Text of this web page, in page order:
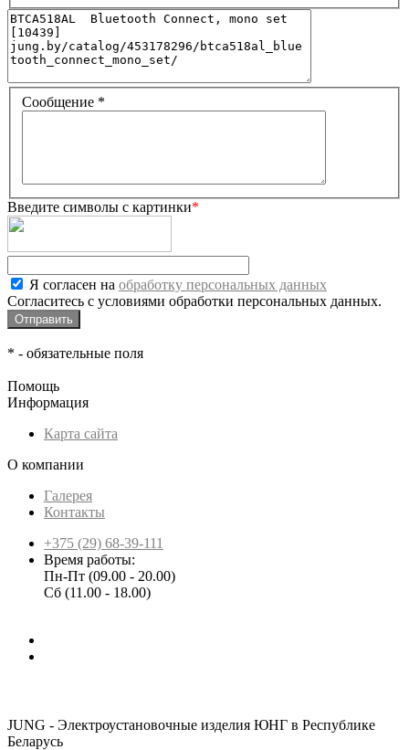
Сообщение *
Введите символы с картинки*
Я согласен на обработку персональных данных
Согласитесь с условиями обработки персональных данных.
* - обязательные поля
Помощь
Информация
Карта сайта
О компании
Галерея
Контакты
+375 (29) 68-39-111
Время работы:
Пн-Пт (09.00 - 20.00)
Сб (11.00 - 18.00)
JUNG - Электроустановочные изделия ЮНГ в Республике
Беларусь